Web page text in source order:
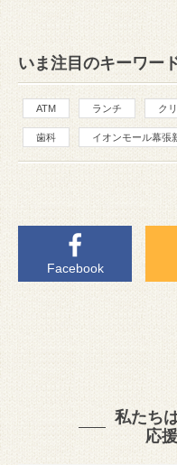
いま注目のキーワー
ATM ランチ ク
歯科 イオンモール幕張
Facebook
私たち
応